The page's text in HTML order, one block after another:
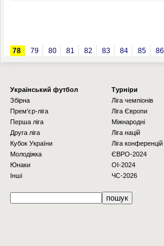
78 79 80 81 82 83 84 85 86
Українcький футбол
Збірна
Прем'єр-ліга
Перша ліга
Друга ліга
Кубок України
Молодіжка
Юнаки
Інші
Турніри
Ліга чемпіонів
Ліга Європи
Міжнародні
Ліга націй
Ліга конференцій
ЄВРО-2024
OI-2024
ЧС-2026